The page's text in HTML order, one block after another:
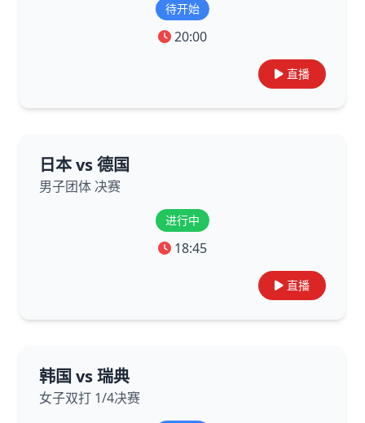
待开始
20:00
直播
日本 vs 德国
男子团体 决赛
进行中
18:45
直播
韩国 vs 瑞典
女子双打 1/4决赛